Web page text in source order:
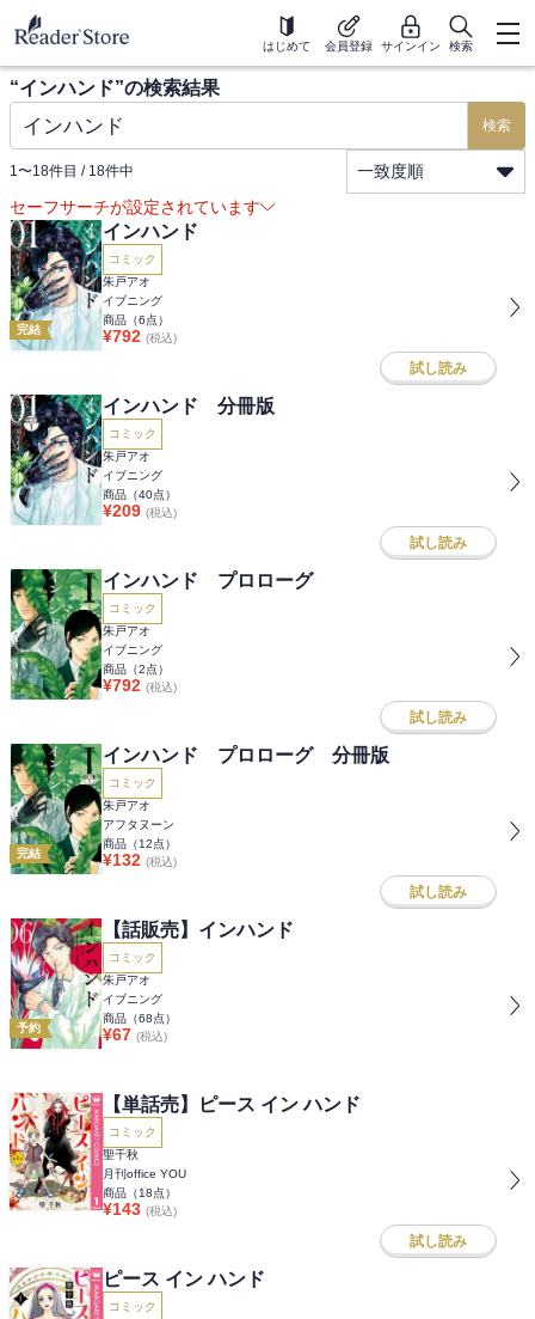
はじめて 会員登録 サインイン 検索
“インハンド”の検索結果
検索
1〜18件目 / 18件中
一致度順
セーフサーチが設定されています
完結
インハンド
コミック
朱戸アオ
イブニング
商品（6点）
¥792 (税込)
試し読み
インハンド 分冊版
コミック
朱戸アオ
イブニング
商品（40点）
¥209 (税込)
試し読み
インハンド プロローグ
コミック
朱戸アオ
イブニング
商品（2点）
¥792 (税込)
試し読み
完結
インハンド プロローグ 分冊版
コミック
朱戸アオ
アフタヌーン
商品（12点）
¥132 (税込)
試し読み
予約
【話販売】インハンド
コミック
朱戸アオ
イブニング
商品（68点）
¥67 (税込)
【単話売】ピース イン ハンド
コミック
聖千秋
月刊office YOU
商品（18点）
¥143 (税込)
試し読み
ピース イン ハンド
コミック